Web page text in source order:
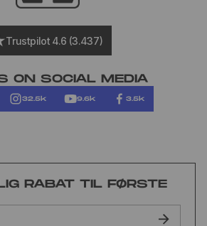
Trustpilot 4.6 (3.437)
ON SOCIAL MEDIA
32.5k 9.6k 3.5k
RABAT TIL FØRSTE